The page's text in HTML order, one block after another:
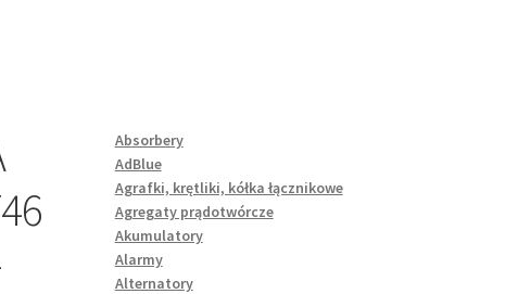
Absorbery
AdBlue
Agrafki, krętliki, kółka łącznikowe
Agregaty prądotwórcze
Akumulatory
Alarmy
Alternatory